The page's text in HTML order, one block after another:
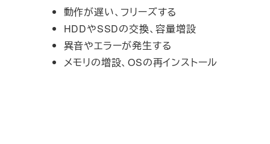
動作が遅い、フリーズする
HDDやSSDの交換、容量増設
異音やエラーが発生する
メモリの増設、OSの再インストール